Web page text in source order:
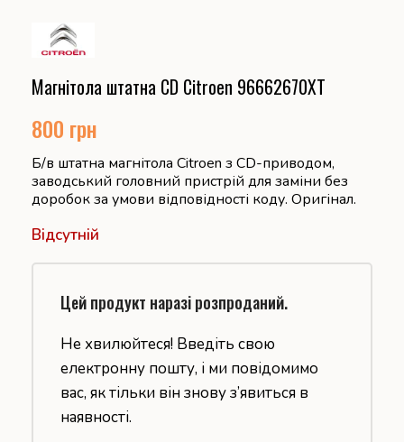
Магнітола штатна CD Citroen 96662670XT
800 грн
Б/в штатна магнітола Citroen з CD-приводом,
заводський головний пристрій для заміни без
доробок за умови відповідності коду. Оригінал.
Відсутній
Цей продукт наразі розпроданий.
Не хвилюйтеся! Введіть свою
електронну пошту, і ми повідомимо
вас, як тільки він знову з’явиться в
наявності.